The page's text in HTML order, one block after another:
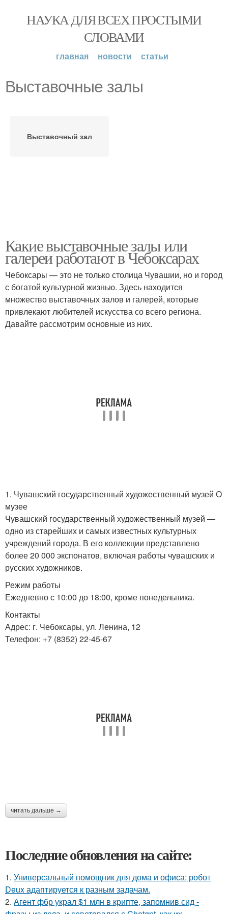
НАУКА ДЛЯ ВСЕХ ПРОСТЫМИ
СЛОВАМИ
главная новости статьи
Выставочные залы
Выставочный зал
Какие выставочные залы или
галереи работают в Чебоксарах
Чебоксары — это не только столица Чувашии, но и город
с богатой культурной жизнью. Здесь находится
множество выставочных залов и галерей, которые
привлекают любителей искусства со всего региона.
Давайте рассмотрим основные из них.
1. Чувашский государственный художественный музей О
музее
Чувашский государственный художественный музей —
одно из старейших и самых известных культурных
учреждений города. В его коллекции представлено
более 20 000 экспонатов, включая работы чувашских и
русских художников.
Режим работы
Ежедневно с 10:00 до 18:00, кроме понедельника.
Контакты
Адрес: г. Чебоксары, ул. Ленина, 12
Телефон: +7 (8352) 22-45-67
читать дальше →
Последние обновления на сайте:
1. Универсальный помощник для дома и офиса: робот
Deux адаптируется к разным задачам.
2. Агент фбр украл $1 млн в крипте, запомнив сид -